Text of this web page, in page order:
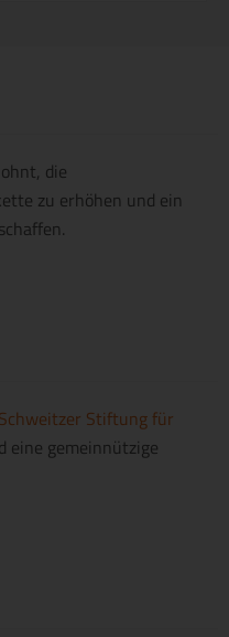
die
zu erhöhen und ein
Stiftung für
eine gemeinnützige